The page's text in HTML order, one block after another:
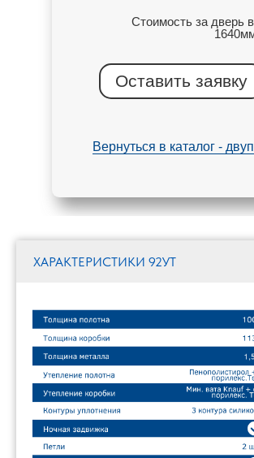
Вернуться в каталог -
Оставить заявку
Стоимость за дверь